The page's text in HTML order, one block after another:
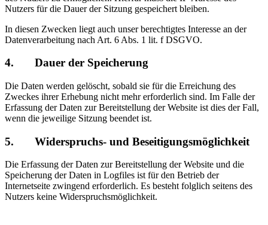
Nutzers für die Dauer der Sitzung gespeichert bleiben.
In diesen Zwecken liegt auch unser berechtigtes Interesse an der
Datenverarbeitung nach Art. 6 Abs. 1 lit. f DSGVO.
4. Dauer der Speicherung
Die Daten werden gelöscht, sobald sie für die Erreichung des
Zweckes ihrer Erhebung nicht mehr erforderlich sind. Im Falle der
Erfassung der Daten zur Bereitstellung der Website ist dies der Fall,
wenn die jeweilige Sitzung beendet ist.
5. Widerspruchs- und Beseitigungsmöglichkeit
Die Erfassung der Daten zur Bereitstellung der Website und die
Speicherung der Daten in Logfiles ist für den Betrieb der
Internetseite zwingend erforderlich. Es besteht folglich seitens des
Nutzers keine Widerspruchsmöglichkeit.